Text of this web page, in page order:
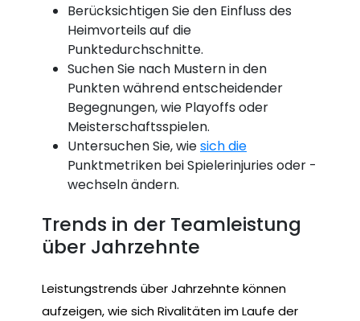
Berücksichtigen Sie den Einfluss des
Heimvorteils auf die
Punktedurchschnitte.
Suchen Sie nach Mustern in den
Punkten während entscheidender
Begegnungen, wie Playoffs oder
Meisterschaftsspielen.
Untersuchen Sie, wiesich die
Punktmetriken bei Spielerinjuries oder -
wechseln ändern.
Trends in der Teamleistung
über Jahrzehnte
Leistungstrends über Jahrzehnte können
aufzeigen, wie sich Rivalitäten im Laufe der